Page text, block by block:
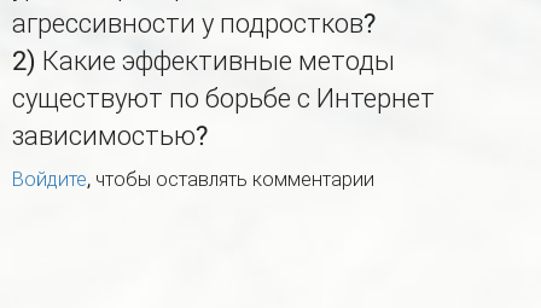
агрессивности у подростков?
2) Какие эффективные методы
существуют по борьбе с Интернет
зависимостью?
Войдите, чтобы оставлять комментарии